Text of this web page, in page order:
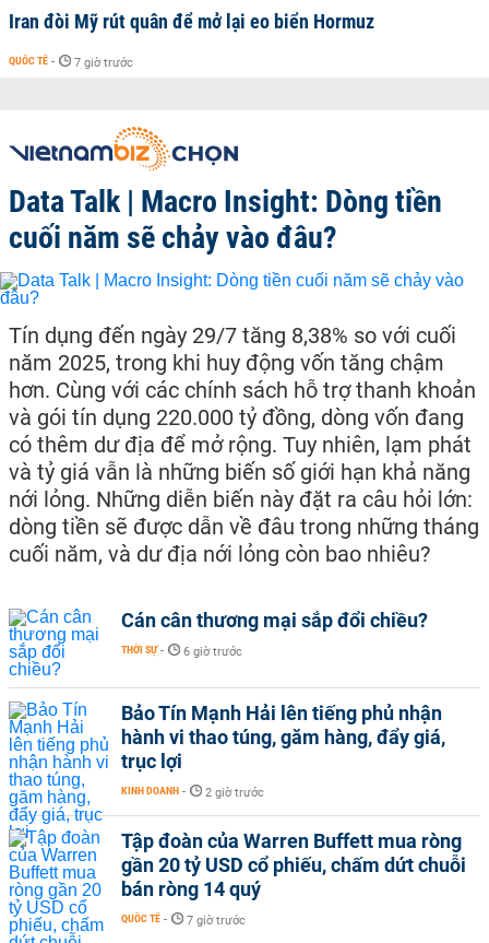
Iran đòi Mỹ rút quân để mở lại eo biển Hormuz
QUỐC TẾ - 7 giờ trước
Data Talk | Macro Insight: Dòng tiền
cuối năm sẽ chảy vào đâu?
Tín dụng đến ngày 29/7 tăng 8,38% so với cuối
năm 2025, trong khi huy động vốn tăng chậm
hơn. Cùng với các chính sách hỗ trợ thanh khoản
và gói tín dụng 220.000 tỷ đồng, dòng vốn đang
có thêm dư địa để mở rộng. Tuy nhiên, lạm phát
và tỷ giá vẫn là những biến số giới hạn khả năng
nới lỏng. Những diễn biến này đặt ra câu hỏi lớn:
dòng tiền sẽ được dẫn về đâu trong những tháng
cuối năm, và dư địa nới lỏng còn bao nhiêu?
Cán cân thương mại sắp đổi chiều?
THỜI SỰ - 6 giờ trước
Bảo Tín Mạnh Hải lên tiếng phủ nhận
hành vi thao túng, găm hàng, đẩy giá,
trục lợi
KINH DOANH - 2 giờ trước
Tập đoàn của Warren Buffett mua ròng
gần 20 tỷ USD cổ phiếu, chấm dứt chuỗi
bán ròng 14 quý
QUỐC TẾ - 7 giờ trước